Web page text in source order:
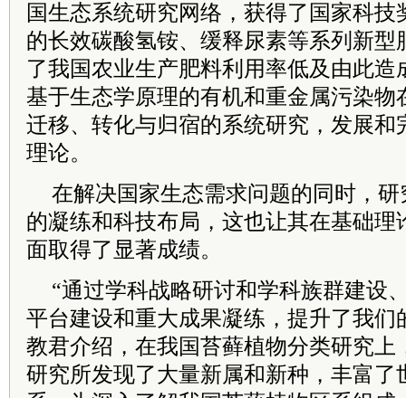
国生态系统研究网络，获得了国家科技
的长效碳酸氢铵、缓释尿素等系列新型
了我国农业生产肥料利用率低及由此造
基于生态学原理的有机和重金属污染
迁移、转化与归宿的系统研究，发展和
理论。
在解决国家生态需求问题的同时，
的凝练和科技布局，这也让其在基础理
面取得了显著成绩。
“通过学科战略研讨和学科族群建设
平台建设和重大成果凝练，提升了我们
教君介绍，在我国苔藓植物分类研究上
研究所发现了大量新属和新种，丰富了